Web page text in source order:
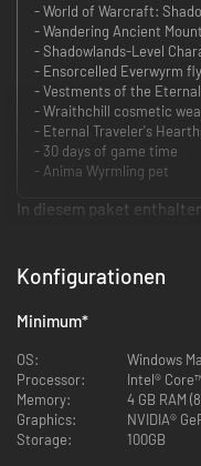
- World of Warcraft:
- Wandering Ancient Mount
- Shadowlands-Level
- Ensorcelled Everwyrm
- Vestments of the
- Wraithchill cosmetic
- Eternal Traveler's
- 30 days of game time
- Anima Wyrmling pet
In diesem paket
World of Warcraft:
Wandering Ancient Mount
Shadowlands-Level
Vestments of the
Wraithchill cosmetic
Eternal Traveler's
30 days of game time
Anima Wyrmling pet
Konfigurationen
Minimum*
OS:
Windows
Processor:
Intel®
Memory:
4 GB RAM
Graphics:
NVIDIA®
Storage:
100GB